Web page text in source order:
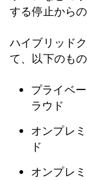
する停止から
ハイブリッド
て、以下のも
プライベ
ラウド
オンプレ
ド
オンプレ